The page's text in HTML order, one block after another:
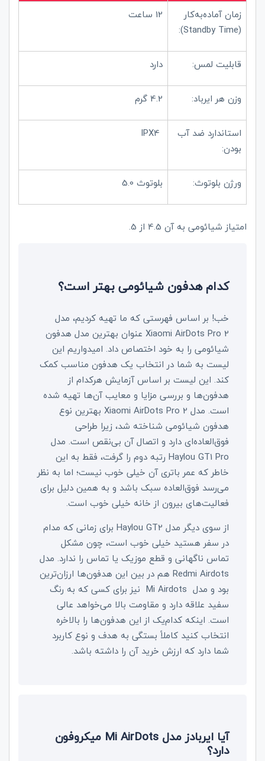
زمان آماده‌به‌کار
(
Standby Time
):
12 ساعت
قابلیت لمس: دارد
وزن هر ایرباد: 4.2 گرم
استاندارد ضد آب
بودن:
IPX4
ورژن بلوتوث: بلوتوث 5.0
امتیاز شیائومی به آن 4.5 از 5.
کدام هدفون شیائومی بهتر است؟
خب! بر اساس فهرستی که ما تهیه کردیم، مدل
Xiaomi AirDots Pro 2 عنوان بهترین مدل هدفون
شیائومی را به خود اختصاص داد. امیدواریم این
لیست به شما در انتخاب یک هدفون مناسب کمک
کند. این لیست بر اساس آزمایش هرکدام از
هدفون‌ها و بررسی مزایا و معایب آن‌ها تهیه‌ شده
است. مدل Xiaomi AirDots Pro 2 بهترین نوع
هدفون شیائومی شناخته شد، زیرا طراحی
فوق‌العاده‌ای دارد و اتصال آن بی‌نقص است. مدل
Haylou GT1 Pro رتبه دوم را گرفت، فقط به این
خاطر که عمر باتری آن خیلی خوب نیست؛ اما به نظر
می‌رسد فوق‌العاده سبک باشد و به همین دلیل برای
فعالیت‌های بیرون از خانه خیلی خوب است.
از سوی دیگر مدل Haylou GT2 برای زمانی که مدام
در سفر هستید خیلی خوب است، چون مشکل
تماس ناگهانی و قطع موزیک یا تماس را ندارد. مدل
Redmi Airdots هم در بین این هدفون‌ها ارزان‌ترین
بود و مدل Mi Airdots نیز برای کسی که به رنگ
سفید علاقه دارد و مقاومت بالا می‌خواهد عالی
است. اینکه کدام‌یک از این هدفون‌ها را بالاخره
انتخاب کنید کاملاً بستگی به هدف و نوع کاربرد
شما دارد که ارزش خرید آن را داشته باشد.
آیا ایربادز مدل Mi AirDots میکروفون
دارد؟